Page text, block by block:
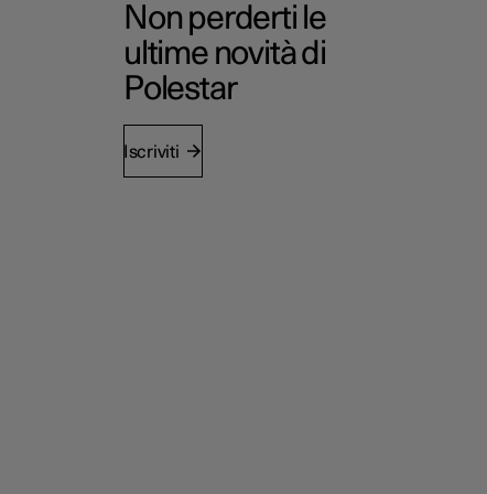
Non perderti le
ultime novità di
Polestar
Iscriviti